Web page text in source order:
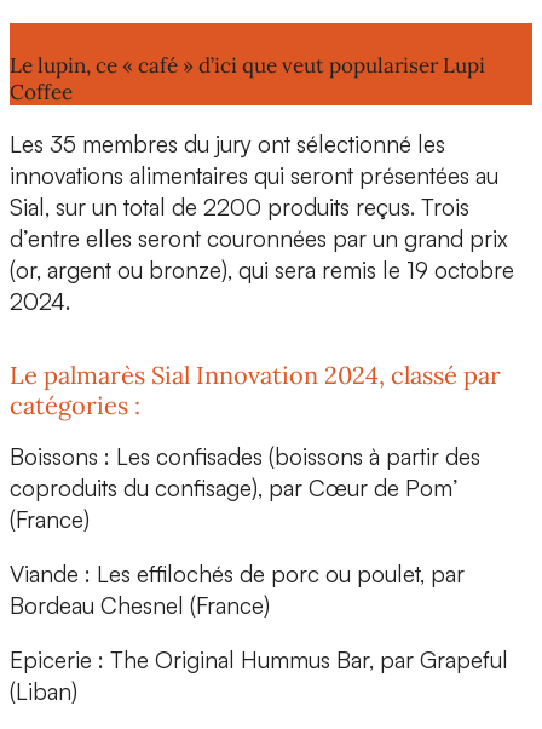
Le lupin, ce « café » d’ici que veut populariser Lupi
Coffee
Les 35 membres du jury ont sélectionné les
innovations alimentaires qui seront présentées au
Sial, sur un total de 2200 produits reçus. Trois
d’entre elles seront couronnées par un grand prix
(or, argent ou bronze), qui sera remis le 19 octobre
2024.
Le palmarès Sial Innovation 2024, classé par
catégories :
Boissons : Les confisades (boissons à partir des
coproduits du confisage), par Cœur de Pom’
(France)
Viande : Les effilochés de porc ou poulet, par
Bordeau Chesnel (France)
Epicerie : The Original Hummus Bar, par Grapeful
(Liban)